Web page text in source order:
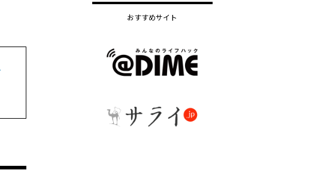
おすすめサイト